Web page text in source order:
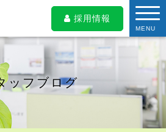
採用情報
MENU
ッフブログ